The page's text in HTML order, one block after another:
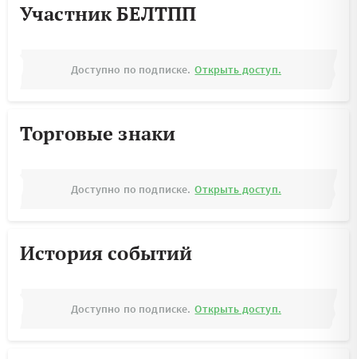
Участник БЕЛТПП
Доступно по подписке. Открыть доступ.
Торговые знаки
Доступно по подписке. Открыть доступ.
История событий
Доступно по подписке. Открыть доступ.